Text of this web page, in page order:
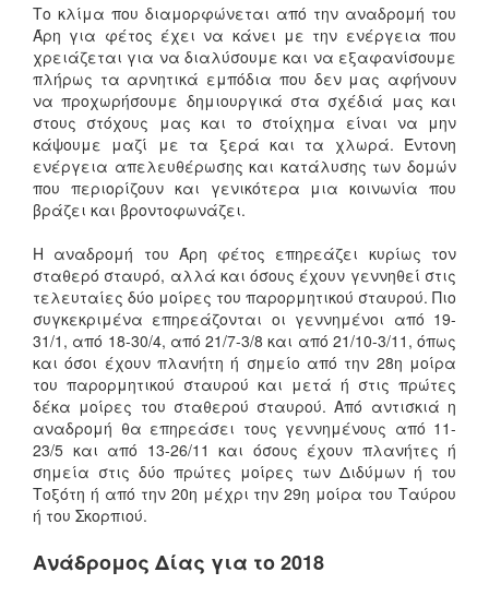
Το κλίμα που διαμορφώνεται από την αναδρομή του
Άρη για φέτος έχει να κάνει με την ενέργεια που
χρειάζεται για να διαλύσουμε και να εξαφανίσουμε
πλήρως τα αρνητικά εμπόδια που δεν μας αφήνουν
να προχωρήσουμε δημιουργικά στα σχέδιά μας και
στους στόχους μας και το στοίχημα είναι να μην
κάψουμε μαζί με τα ξερά και τα χλωρά. Έντονη
ενέργεια απελευθέρωσης και κατάλυσης των δομών
που περιορίζουν και γενικότερα μια κοινωνία που
βράζει και βροντοφωνάζει.
Η αναδρομή του Άρη φέτος επηρεάζει κυρίως τον
σταθερό σταυρό, αλλά και όσους έχουν γεννηθεί στις
τελευταίες δύο μοίρες του παρορμητικού σταυρού. Πιο
συγκεκριμένα επηρεάζονται οι γεννημένοι από 19-
31/1, από 18-30/4, από 21/7-3/8 και από 21/10-3/11, όπως
και όσοι έχουν πλανήτη ή σημείο από την 28η μοίρα
του παρορμητικού σταυρού και μετά ή στις πρώτες
δέκα μοίρες του σταθερού σταυρού. Από αντισκιά η
αναδρομή θα επηρεάσει τους γεννημένους από 11-
23/5 και από 13-26/11 και όσους έχουν πλανήτες ή
σημεία στις δύο πρώτες μοίρες των Διδύμων ή του
Τοξότη ή από την 20η μέχρι την 29η μοίρα του Ταύρου
ή του Σκορπιού.
Ανάδρομος Δίας για το 2018